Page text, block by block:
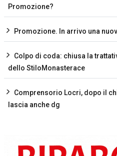
Promozione?
Promozione. In arrivo una
Colpo di coda: chiusa la
dello StiloMonasterace
Comprensorio Locri, dopo il
lascia anche dg